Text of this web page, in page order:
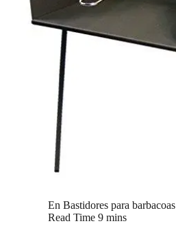
En Bastidores para barbacoas
Read Time 9 mins